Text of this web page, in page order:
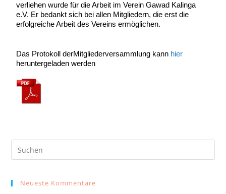
verliehen wurde für die Arbeit im Verein Gawad Kalinga
e.V. Er bedankt sich bei allen Mitgliedern, die erst die
erfolgreiche Arbeit des Vereins ermöglichen.
Das Protokoll derMitgliederversammlung kann hier
heruntergeladen werden
Neueste Kommentare